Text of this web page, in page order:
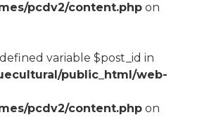
pcdv2/content.phpon
variable $post_id in
public_html/web-
pcdv2/content.phpon